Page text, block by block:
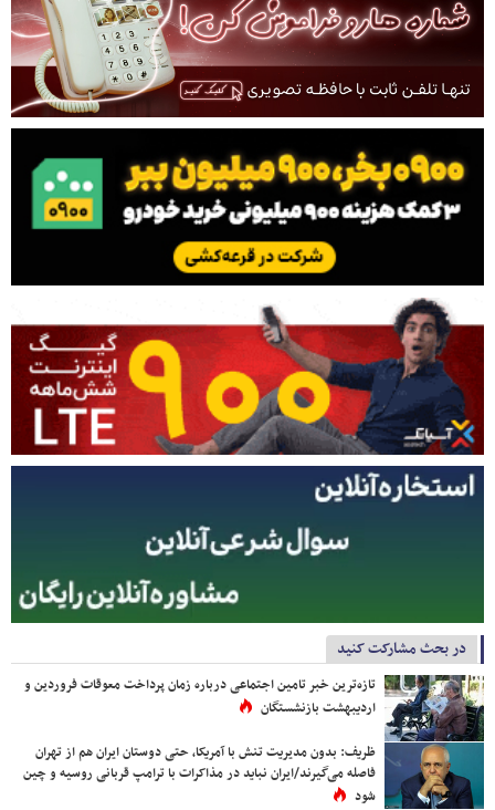
در بحث مشارکت کنید
تازه‌ترین خبر تامین اجتماعی درباره زمان پرداخت معوقات فروردین و
اردیبهشت بازنشستگان
ظریف: بدون مدیریت تنش با آمریکا، حتی دوستان ایران هم از تهران
فاصله می‌گیرند/ایران نباید در مذاکرات با ترامپ قربانی روسیه و چین
شود